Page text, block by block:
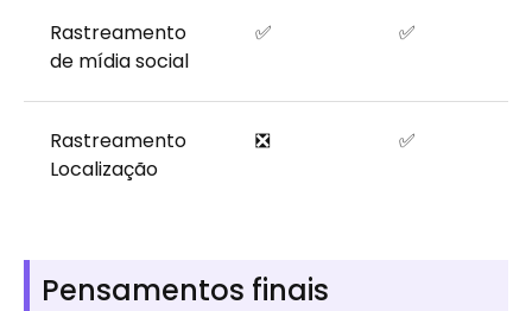
Rastreamento
de mídia social
✅ ✅
Rastreamento
Localização
❎ ✅
Pensamentos finais